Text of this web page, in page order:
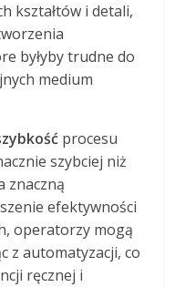
kształtów i detali,
byłyby trudne do
medium
procesu
szybciej niż
znaczną
efektywności
operatorzy mogą
z automatyzacji, co
ręcznej i